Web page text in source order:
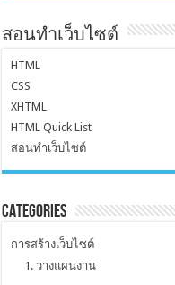
สอนทำเว็บไซต์
HTML
CSS
XHTML
HTML Quick List
สอนทำเว็บไซต์
Categories
การสร้างเว็บไซต์
1. วางแผนงาน